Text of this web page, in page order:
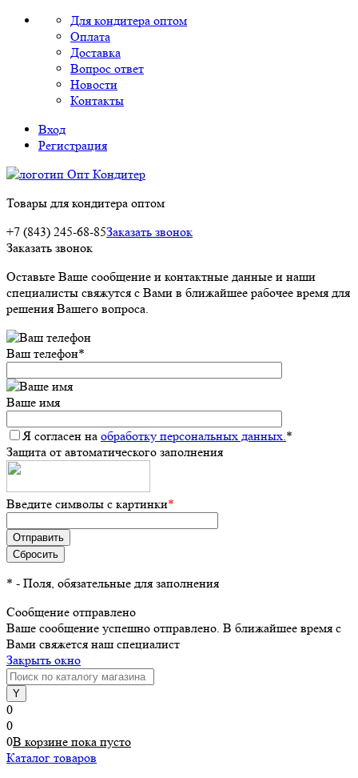
Для кондитера оптом
Оплата
Доставка
Вопрос ответ
Новости
Контакты
Вход
Регистрация
Товары для кондитера оптом
+7 (843) 245-68-85Заказать звонок
Заказать звонок
Оставьте Ваше сообщение и контактные данные и наши
специалисты свяжутся с Вами в ближайшее рабочее время для
решения Вашего вопроса.
Ваш телефон*
Ваше имя
Я согласен на обработку персональных данных.*
Защита от автоматического заполнения
Введите символы с картинки*
* - Поля, обязательные для заполнения
Сообщение отправлено
Ваше сообщение успешно отправлено. В ближайшее время с
Вами свяжется наш специалист
Закрыть окно
0
0
0В корзине пока пусто
Каталог товаров